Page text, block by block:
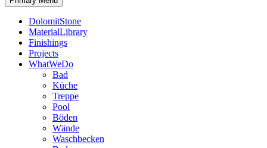
DolomitStone
MaterialLibrary
Finishings
Projects
WhatWeDo
Bad
Küche
Treppe
Pool
Böden
Wände
Waschbecken